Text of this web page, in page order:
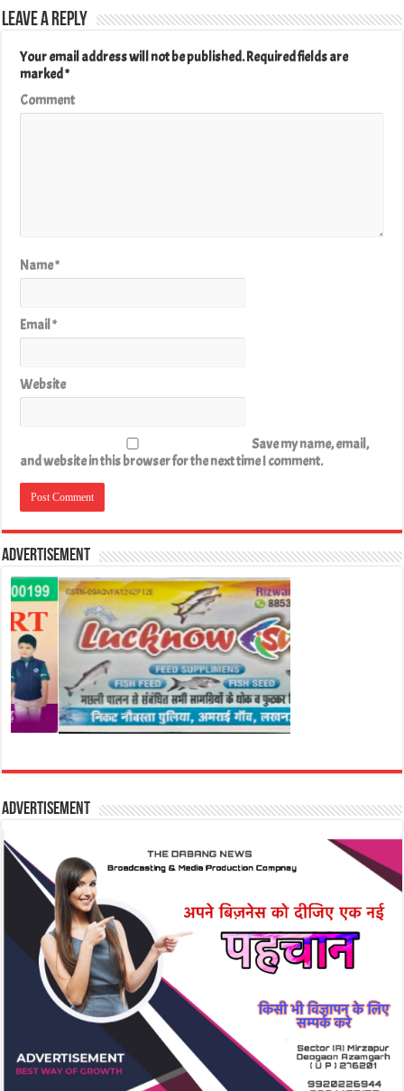
Leave a Reply
Your email address will not be published.Required fields are
marked*
Comment
Name*
Email*
Website
Save my name, email,
and website in this browser for the next time I comment.
Advertisement
Advertisement